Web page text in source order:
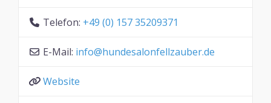
Telefon: +49 (0) 157 35209371
E-Mail: info@hundesalonfellzauber.de
Website